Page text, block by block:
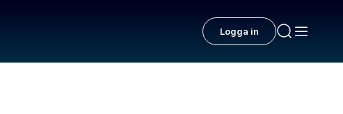
Logga in